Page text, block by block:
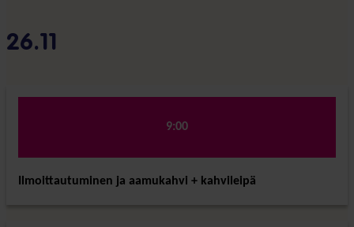
26.11
9:00
Ilmoittautuminen ja aamukahvi + kahvileipä